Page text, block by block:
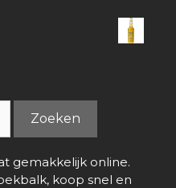
Zoeken
gemakkelijk online.
koop snel en